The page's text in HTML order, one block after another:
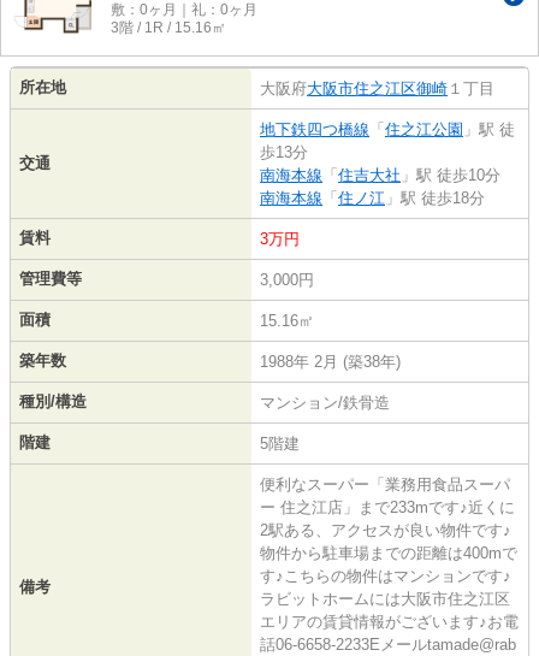
敷：0ヶ月｜礼：0ヶ月
3階 / 1R / 15.16㎡
所在地 大阪府大阪市住之江区御崎 １丁目
交通
地下鉄四つ橋線 「 住之江公園 」駅 徒
歩13分
南海本線 「 住吉大社 」駅 徒歩10分
南海本線 「 住ノ江 」駅 徒歩18分
賃料 3万円
管理費等 3,000円
面積 15.16㎡
築年数 1988年 2月 (築38年)
種別/構造 マンション/鉄骨造
階建 5階建
備考
便利なスーパー「業務用食品スーパ
ー 住之江店」まで233mです♪近くに
2駅ある、アクセスが良い物件です♪
物件から駐車場までの距離は400mで
す♪こちらの物件はマンションです♪
ラビットホームには大阪市住之江区
エリアの賃貸情報がございます♪お電
話06-6658-2233Eメールtamade@rab